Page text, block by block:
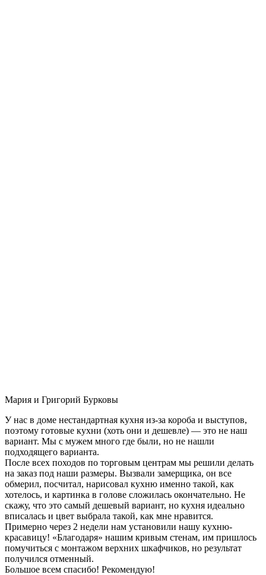
Мария и Григорий Бурковы
У нас в доме нестандартная кухня из-за короба и выступов,
поэтому готовые кухни (хоть они и дешевле) — это не наш
вариант. Мы с мужем много где были, но не нашли
подходящего варианта.
После всех походов по торговым центрам мы решили делать
на заказ под наши размеры. Вызвали замерщика, он все
обмерил, посчитал, нарисовал кухню именно такой, как
хотелось, и картинка в голове сложилась окончательно. Не
скажу, что это самый дешевый вариант, но кухня идеально
вписалась и цвет выбрала такой, как мне нравится.
Примерно через 2 недели нам установили нашу кухню-
красавицу! «Благодаря» нашим кривым стенам, им пришлось
помучиться с монтажом верхних шкафчиков, но результат
получился отменный.
Большое всем спасибо! Рекомендую!